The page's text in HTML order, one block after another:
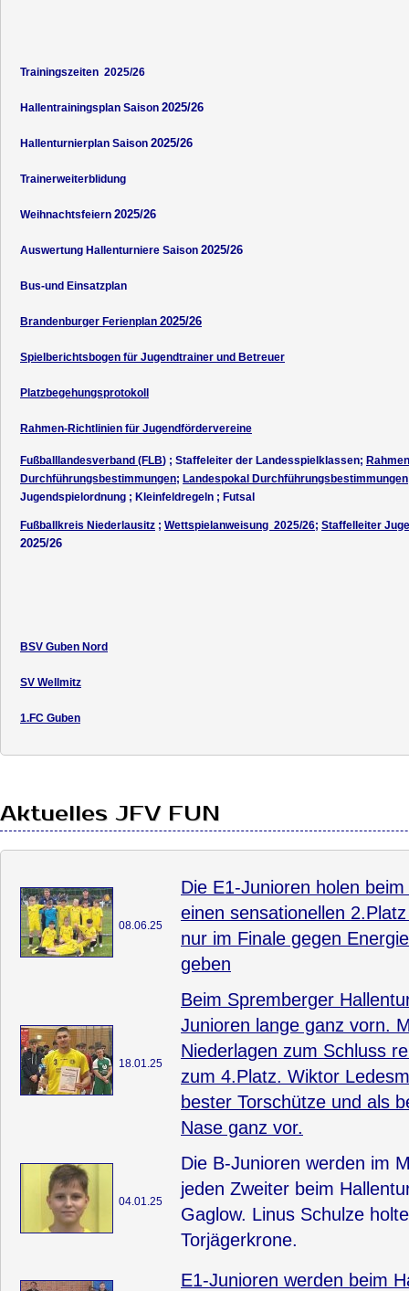
Trainingszeiten 2025/26
Hallentrainingsplan Saison 2025/26
Hallenturnierplan Saison 2025/26
Trainerweiterblidung
Weihnachtsfeiern 2025/26
Auswertung Hallenturniere Saison 2025/26
Bus-und Einsatzplan
Brandenburger Ferienplan 2025/26
Spielberichtsbogen für Jugendtrainer und Betreuer
Platzbegehungsprotokoll
Rahmen-Richtlinien für Jugendfördervereine
Fußballlandesverband (FLB) ; Staffeleiter der Landesspielklassen;
Durchführungsbestimmungen; Landespokal Durchführungsbestimmungen
Jugendspielordnung ; Kleinfeldregeln ; Futsal
Fußballkreis Niederlausitz ; Wettspielanweisung 2025/26; Staffelleiter
2025/26
BSV Guben Nord
SV Wellmitz
1.FC Guben
Aktuelles JFV FUN
08.06.25
Die E1-Junioren holen
einen sensationellen
nur im Finale gegen
geben
18.01.25
Beim Spremberger
Junioren lange ganz vorn.
Niederlagen zum Schluss
zum 4.Platz. Wiktor
bester Torschütze und als
Nase ganz vor.
04.01.25
Die B-Junioren werden im
jeden Zweiter beim
Gaglow. Linus Schulze
Torjägerkrone.
E1-Junioren werden beim